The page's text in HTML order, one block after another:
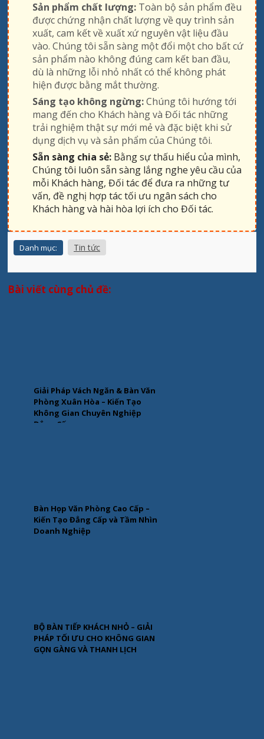
Sản phẩm chất lượng: Toàn bộ sản phẩm đều
được chứng nhận chất lượng về quy trình sản
xuất, cam kết về xuất xứ nguyên vật liệu đầu
vào. Chúng tôi sẵn sàng một đổi một cho bất cứ
sản phẩm nào không đúng cam kết ban đầu,
dù là những lỗi nhỏ nhất có thể không phát
hiện được bằng mắt thường.
Sáng tạo không ngừng:Chúng tôi hướng tới
mang đến cho Khách hàng và Đối tác những
trải nghiệm thật sự mới mẻ và đặc biệt khi sử
dụng dịch vụ và sản phẩm của Chúng tôi.
Sẵn sàng chia sẻ: Bằng sự thấu hiểu của mình,
Chúng tôi luôn sẵn sàng lắng nghe yêu cầu của
mỗi Khách hàng, Đối tác để đưa ra những tư
vấn, đề nghị hợp tác tối ưu ngân sách cho
Khách hàng và hài hòa lợi ích cho Đối tác.
Danh mục: Tin tức
Bài viết cùng chủ đề:
Giải Pháp Vách Ngăn & Bàn Văn
Phòng Xuân Hòa – Kiến Tạo
Không Gian Chuyên Nghiệp
Đẳng Cấp
Bàn Họp Văn Phòng Cao Cấp –
Kiến Tạo Đẳng Cấp và Tầm Nhìn
Doanh Nghiệp
BỘ BÀN TIẾP KHÁCH NHỎ – GIẢI
PHÁP TỐI ƯU CHO KHÔNG GIAN
GỌN GÀNG VÀ THANH LỊCH